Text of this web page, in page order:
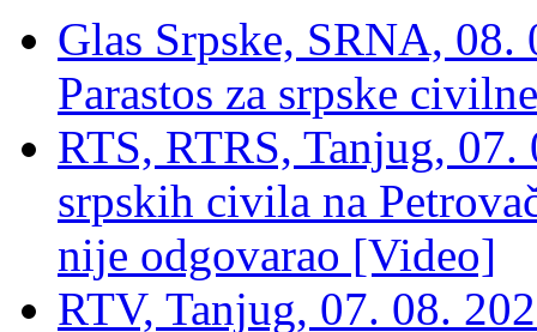
Glas Srpske, SRNA,
Parastos za srpske
RTS, RTRS, Tanjug,
srpskih civila na
nije odgovarao [Video]
RTV, Tanjug, 07. 08.